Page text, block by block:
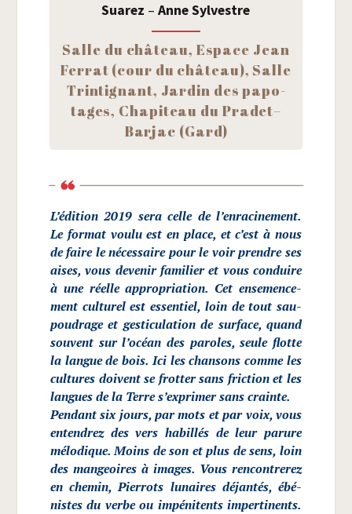
Sua­rez –Anne Syl­vestre
Salle du châ­teau, Espace Jean
Fer­rat (cour du châ­teau), Salle
Trin­ti­gnant, Jar­din des papo­
tages, Cha­pi­teau du Pra­det–
Bar­jac (Gard)
L’édition 2019 sera celle de l’enracinement.
Le for­mat vou­lu est en place, et c’est à nous
de faire le néces­saire pour le voir prendre ses
aises, vous deve­nir fami­lier et vous conduire
à une réelle appro­pria­tion. Cet ense­men­ce­
ment cultu­rel est essen­tiel, loin de tout sau­
pou­drage et ges­ti­cu­la­tion de sur­face, quand
sou­vent sur l’océan des paroles, seule flotte
la langue de bois. Ici les chan­sons comme les
cultures doivent se frot­ter sans fric­tion et les
langues de la Terre s’ex­pri­mer sans crainte.
Pen­dant six jours, par mots et par voix, vous
enten­drez des vers habillés de leur parure
mélo­dique. Moins de son et plus de sens, loin
des man­geoires à images. Vous ren­con­tre­rez
en che­min, Pier­rots lunaires déjan­tés, ébé­
nistes du verbe ou impé­ni­tents imper­ti­nents.